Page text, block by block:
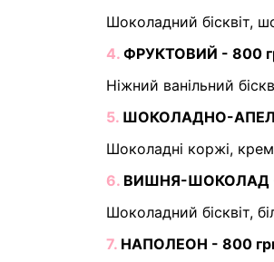
Шоколадний бісквіт,
4. ФРУКТОВИЙ - 800
Ніжний ванільний
5. ШОКОЛАДНО-
Шоколадні коржі,
6. ВИШНЯ-ШОКОЛАД -
Шоколадний бісквіт,
7. НАПОЛЕОН - 800